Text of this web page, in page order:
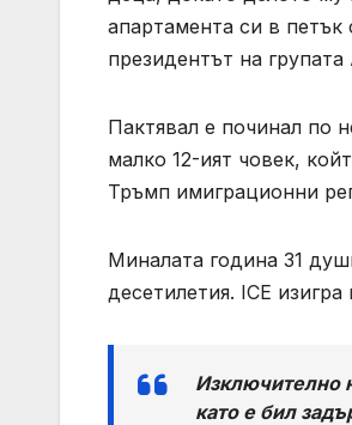
апартамента си в
президентът на
Пактявал е починал по
малко 12-ият човек,
Тръмп имиграционни
Миналата година 31
десетилетия. ICE
Изключително
като е бил